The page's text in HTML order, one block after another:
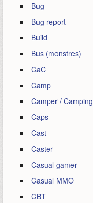
Bug
Bug report
Build
Bus (monstres)
CaC
Camp
Camper / Camping
Caps
Cast
Caster
Casual gamer
Casual MMO
CBT